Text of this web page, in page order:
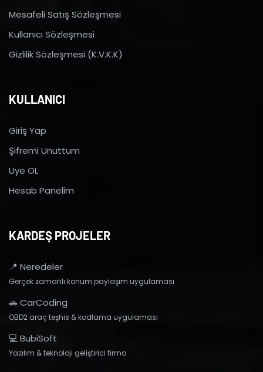
Mesafeli Satış Sözleşmesi
Kullanıcı Sözleşmesi
Gizlilik Sözleşmesi (K.V.K.K)
KULLANICI
Giriş Yap
Şifremi Unuttum
Üye OL
Hesab Panelim
KARDEŞ PROJELER
📍 Neredeler
Gerçek zamanlı konum paylaşım uygulaması
🚗 CarCoding
OBD2 araç teşhis & kodlama uygulaması
💻 BubiSoft
Yazılım & teknoloji geliştirici firma